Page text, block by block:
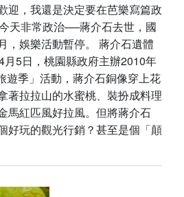
迎，我還是決定要在芭樂寫篇政
天非常政治──蔣介石去世，國
，娛樂活動暫停。 蔣介石遺體
5日，桃園縣政府主辦2010年
遊季」活動，蔣介石銅像穿上花
著拉拉山的水蜜桃、裝扮成料理
馬紅匹風好拉風。但將蔣介石
好玩的觀光行銷？甚至是個「顛